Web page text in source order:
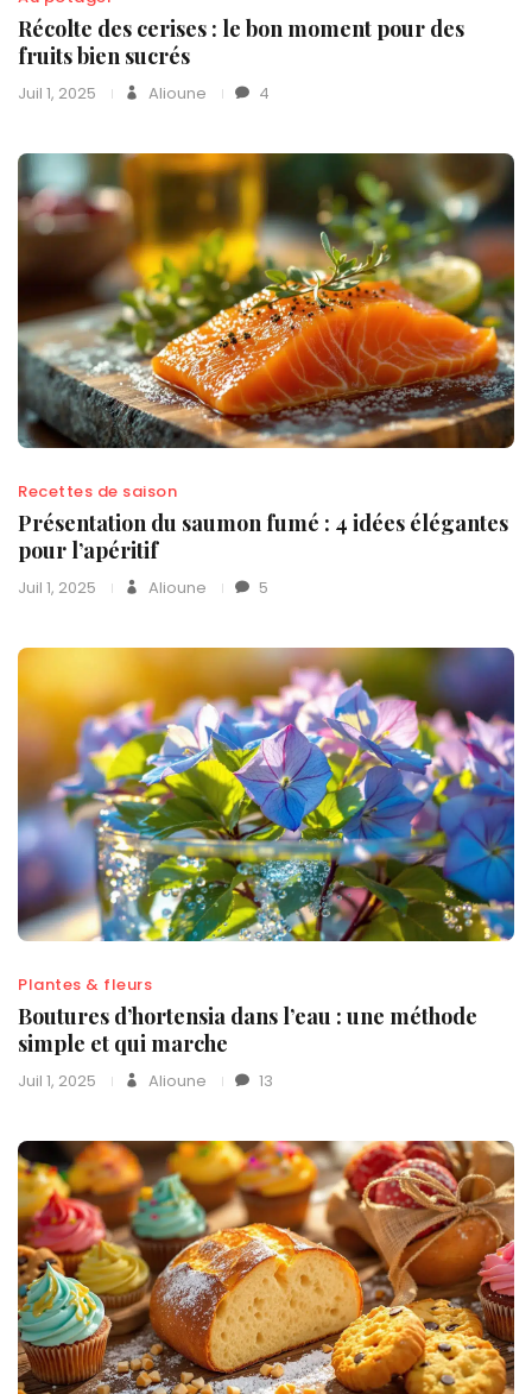
Récolte des cerises : le bon moment pour des
fruits bien sucrés
Juil 1, 2025 Alioune 4
Recettes de saison
Présentation du saumon fumé : 4 idées élégantes
pour l’apéritif
Juil 1, 2025 Alioune 5
Plantes & fleurs
Boutures d’hortensia dans l’eau : une méthode
simple et qui marche
Juil 1, 2025 Alioune 13